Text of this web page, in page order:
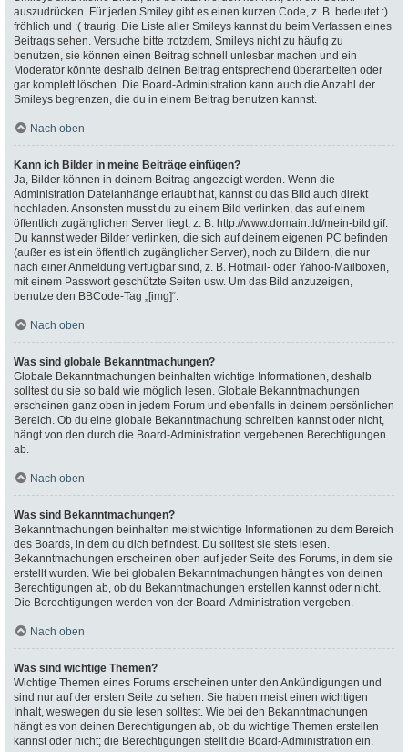
auszudrücken. Für jeden Smiley gibt es einen kurzen Code, z. B. bedeutet :)
fröhlich und :( traurig. Die Liste aller Smileys kannst du beim Verfassen eines
Beitrags sehen. Versuche bitte trotzdem, Smileys nicht zu häufig zu
benutzen, sie können einen Beitrag schnell unlesbar machen und ein
Moderator könnte deshalb deinen Beitrag entsprechend überarbeiten oder
gar komplett löschen. Die Board-Administration kann auch die Anzahl der
Smileys begrenzen, die du in einem Beitrag benutzen kannst.
Nach oben
Kann ich Bilder in meine Beiträge einfügen?
Ja, Bilder können in deinem Beitrag angezeigt werden. Wenn die
Administration Dateianhänge erlaubt hat, kannst du das Bild auch direkt
hochladen. Ansonsten musst du zu einem Bild verlinken, das auf einem
öffentlich zugänglichen Server liegt, z. B. http://www.domain.tld/mein-bild.gif.
Du kannst weder Bilder verlinken, die sich auf deinem eigenen PC befinden
(außer es ist ein öffentlich zugänglicher Server), noch zu Bildern, die nur
nach einer Anmeldung verfügbar sind, z. B. Hotmail- oder Yahoo-Mailboxen,
mit einem Passwort geschützte Seiten usw. Um das Bild anzuzeigen,
benutze den BBCode-Tag „[img]“.
Nach oben
Was sind globale Bekanntmachungen?
Globale Bekanntmachungen beinhalten wichtige Informationen, deshalb
solltest du sie so bald wie möglich lesen. Globale Bekanntmachungen
erscheinen ganz oben in jedem Forum und ebenfalls in deinem persönlichen
Bereich. Ob du eine globale Bekanntmachung schreiben kannst oder nicht,
hängt von den durch die Board-Administration vergebenen Berechtigungen
ab.
Nach oben
Was sind Bekanntmachungen?
Bekanntmachungen beinhalten meist wichtige Informationen zu dem Bereich
des Boards, in dem du dich befindest. Du solltest sie stets lesen.
Bekanntmachungen erscheinen oben auf jeder Seite des Forums, in dem sie
erstellt wurden. Wie bei globalen Bekanntmachungen hängt es von deinen
Berechtigungen ab, ob du Bekanntmachungen erstellen kannst oder nicht.
Die Berechtigungen werden von der Board-Administration vergeben.
Nach oben
Was sind wichtige Themen?
Wichtige Themen eines Forums erscheinen unter den Ankündigungen und
sind nur auf der ersten Seite zu sehen. Sie haben meist einen wichtigen
Inhalt, weswegen du sie lesen solltest. Wie bei den Bekanntmachungen
hängt es von deinen Berechtigungen ab, ob du wichtige Themen erstellen
kannst oder nicht; die Berechtigungen stellt die Board-Administration ein.